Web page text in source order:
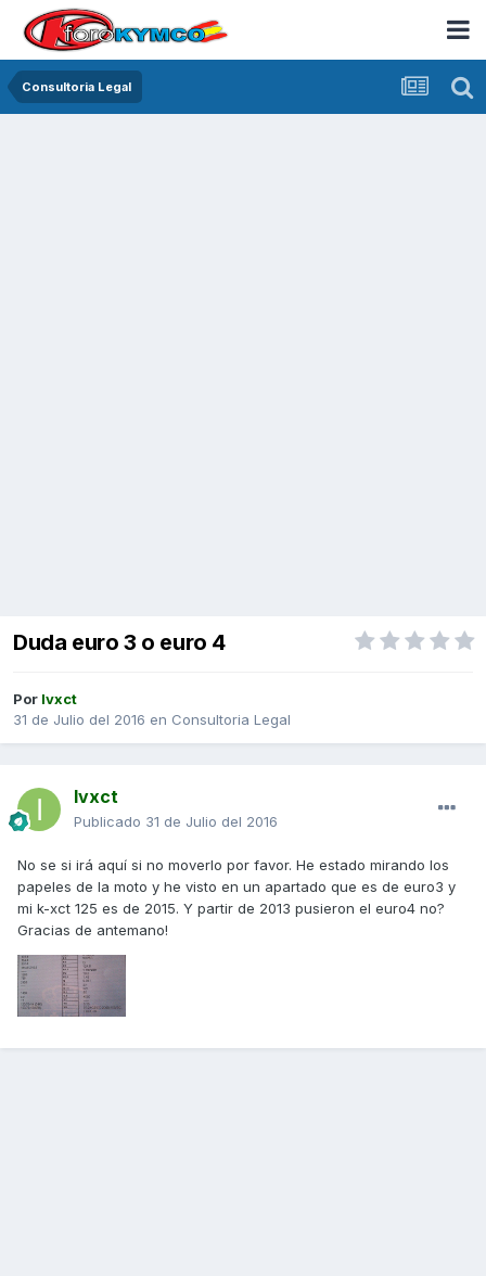
Consultoria Legal
Duda euro 3 o euro 4
Por Ivxct
31 de Julio del 2016 en Consultoria Legal
Ivxct
Publicado 31 de Julio del 2016
No se si irá aquí si no moverlo por favor. He estado mirando los
papeles de la moto y he visto en un apartado que es de euro3 y
mi k-xct 125 es de 2015. Y partir de 2013 pusieron el euro4 no?
Gracias de antemano!